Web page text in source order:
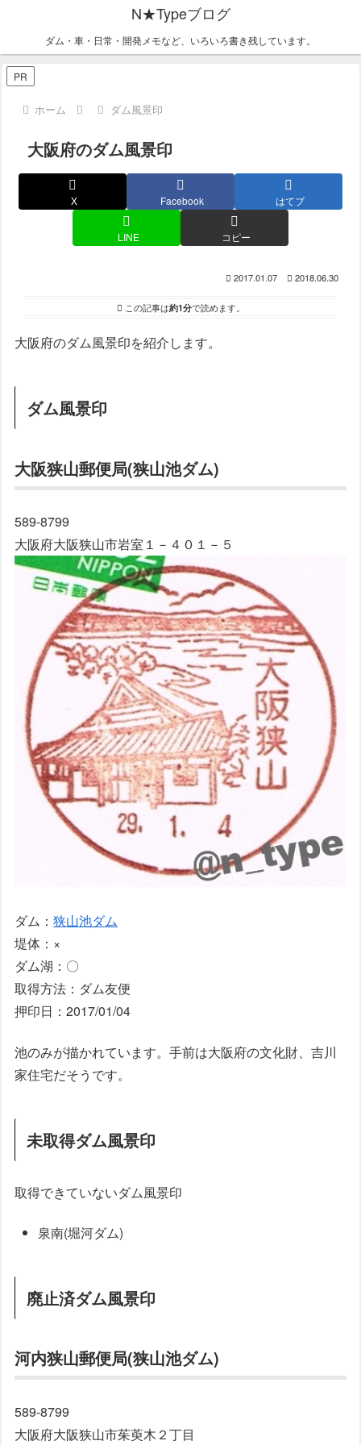
N★Typeブログ
ダム・車・日常・開発メモなど、いろいろ書き残しています。
PR
ホーム ダム風景印
大阪府のダム風景印
X Facebook はてブ
LINE コピー
2017.01.07 2018.06.30
この記事は約1分で読めます。
大阪府のダム風景印を紹介します。
ダム風景印
大阪狭山郵便局(狭山池ダム)
589-8799
大阪府大阪狭山市岩室１－４０１－５
ダム：狭山池ダム
堤体：×
ダム湖：〇
取得方法：ダム友便
押印日：2017/01/04
池のみが描かれています。手前は大阪府の文化財、吉川
家住宅だそうです。
未取得ダム風景印
取得できていないダム風景印
泉南(堀河ダム)
廃止済ダム風景印
河内狭山郵便局(狭山池ダム)
589-8799
大阪府大阪狭山市茱萸木２丁目